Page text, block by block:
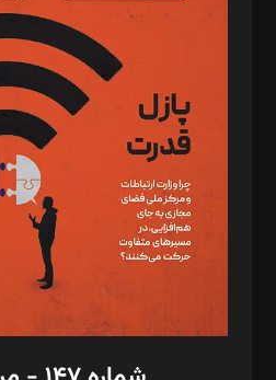
د‌بیر پیوست جهان: مینا پاکدل
د‌بیر تحریریه آنلاین: بابک نقاش
تحریریه‌: مجتبی محمود‌ی، آرش برهمند،
مصطفی مسجدی آرانی، ابوالفضل رجبی،
رستمی،مصطفی باستان
ویرایش: نگار استاد‌‌آقا
طراح یونیفرم: مجید توکلی
فیلمبرداری و عکاسی: امیر شفیعی، مانی
گرافیک و صفحه‌آرایی: سید‌سبحان‌علی ثابت
مد‌یر توسعه تجاری: کامبیز برید‌
امور مالی: شاپور رهبری، محمد‌ کاظمی‌نیا